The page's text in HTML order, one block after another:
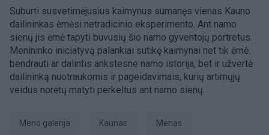
Suburti susvetimėjusius kaimynus sumanęs vienas Kauno
dailininkas ėmėsi netradicinio eksperimento. Ant namo
sienų jis ėmė tapyti buvusių šio namo gyventojų portretus.
Menininko iniciatyvą palankiai sutikę kaimynai net tik ėmė
bendrauti ar dalintis ankstesne namo istorija, bet ir užvertė
dailininką nuotraukomis ir pageidavimais, kurių artimųjų
veidus norėtų matyti perkeltus ant namo sienų.
meno galerija Kaunas Menas